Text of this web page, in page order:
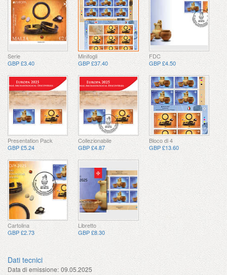
Serie
GBP £3.40
Minifogli
GBP £37.40
FDC
GBP £4.50
Presentation Pack
GBP £5.24
Collezionabile
GBP £4.87
Bloco di 4
GBP £13.60
Cartolina
GBP £2.73
Libretto
GBP £8.30
Dati tecnici
Data di emissione: 09.05.2025